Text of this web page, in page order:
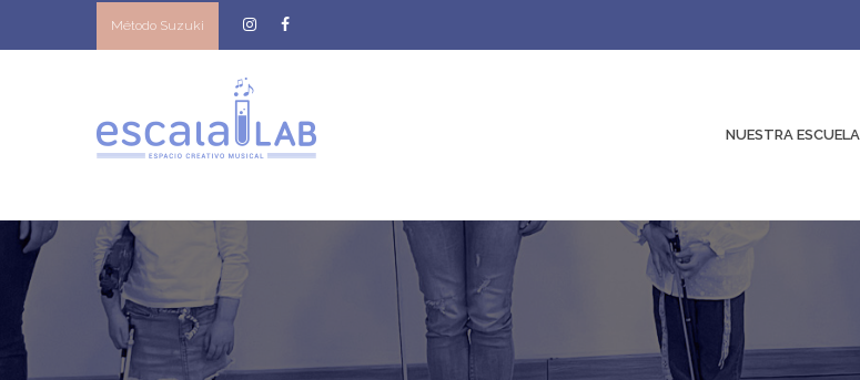
Método Suzuki
NUESTRA ESCUELA